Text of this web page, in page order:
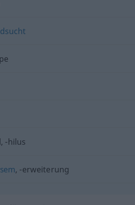
-hilus
, -erweiterung